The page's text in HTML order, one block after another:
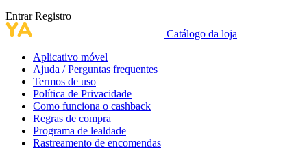
Entrar Registro
Catálogo da loja
Aplicativo móvel
Ajuda / Perguntas frequentes
Termos de uso
Política de Privacidade
Como funciona o cashback
Regras de compra
Programa de lealdade
Rastreamento de encomendas